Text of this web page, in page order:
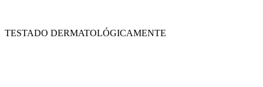
TESTADO DERMATOLÓGICAMENTE